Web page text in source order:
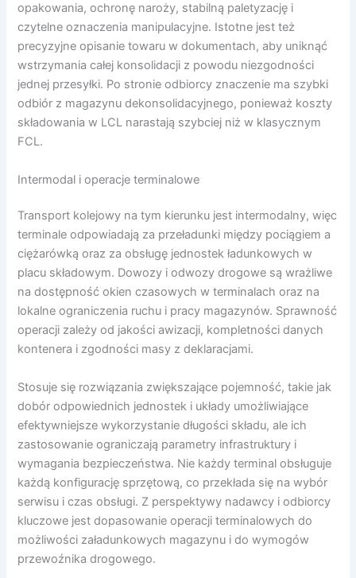
opakowania, ochronę naroży, stabilną paletyzację i
czytelne oznaczenia manipulacyjne. Istotne jest też
precyzyjne opisanie towaru w dokumentach, aby uniknąć
wstrzymania całej konsolidacji z powodu niezgodności
jednej przesyłki. Po stronie odbiorcy znaczenie ma szybki
odbiór z magazynu dekonsolidacyjnego, ponieważ koszty
składowania w LCL narastają szybciej niż w klasycznym
FCL.
Intermodal i operacje terminalowe
Transport kolejowy na tym kierunku jest intermodalny, więc
terminale odpowiadają za przeładunki między pociągiem a
ciężarówką oraz za obsługę jednostek ładunkowych w
placu składowym. Dowozy i odwozy drogowe są wrażliwe
na dostępność okien czasowych w terminalach oraz na
lokalne ograniczenia ruchu i pracy magazynów. Sprawność
operacji zależy od jakości awizacji, kompletności danych
kontenera i zgodności masy z deklaracjami.
Stosuje się rozwiązania zwiększające pojemność, takie jak
dobór odpowiednich jednostek i układy umożliwiające
efektywniejsze wykorzystanie długości składu, ale ich
zastosowanie ograniczają parametry infrastruktury i
wymagania bezpieczeństwa. Nie każdy terminal obsługuje
każdą konfigurację sprzętową, co przekłada się na wybór
serwisu i czas obsługi. Z perspektywy nadawcy i odbiorcy
kluczowe jest dopasowanie operacji terminalowych do
możliwości załadunkowych magazynu i do wymogów
przewoźnika drogowego.